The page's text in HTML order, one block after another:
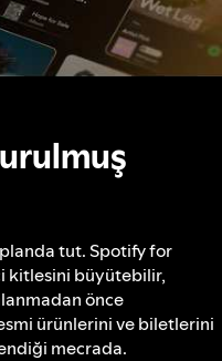
tut. Spotify for
kitlesini büyütebilir,
önce
ürünlerini ve biletlerini
mecrada.